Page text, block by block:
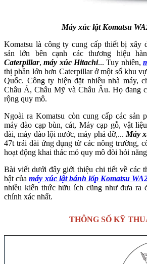
Máy xúc lật Komatsu
Komatsu là công ty cung cấp thiết bị xây
sản lớn bên cạnh các thương hiệu
Caterpillar,máy xúc Hitachi... Tuy nhiên,
thị phần lớn hơn Caterpillar ở một số khu
Quốc. Công ty hiện đặt nhiều nhà máy,
Châu Á, Châu Mỹ và Châu Âu. Họ đang
rộng quy mô.
Ngoài ra Komatsu còn cung cấp các sản
máy đào cạp bùn, cát, Máy cạp gỗ, vật
dài, máy đào lội nước, máy phá dỡ,... Máy
47t trải dài ứng dụng từ các nông trường,
hoạt động khai thác mỏ quy mô đòi hỏi
Bài viết dưới đây giới thiệu chi tiết về các
bật củamáy xúc lật bánh lốp Komatsu
nhiều kiến thức hữu ích cũng như đưa ra
chính xác nhất.
THÔNG SỐ KỸ